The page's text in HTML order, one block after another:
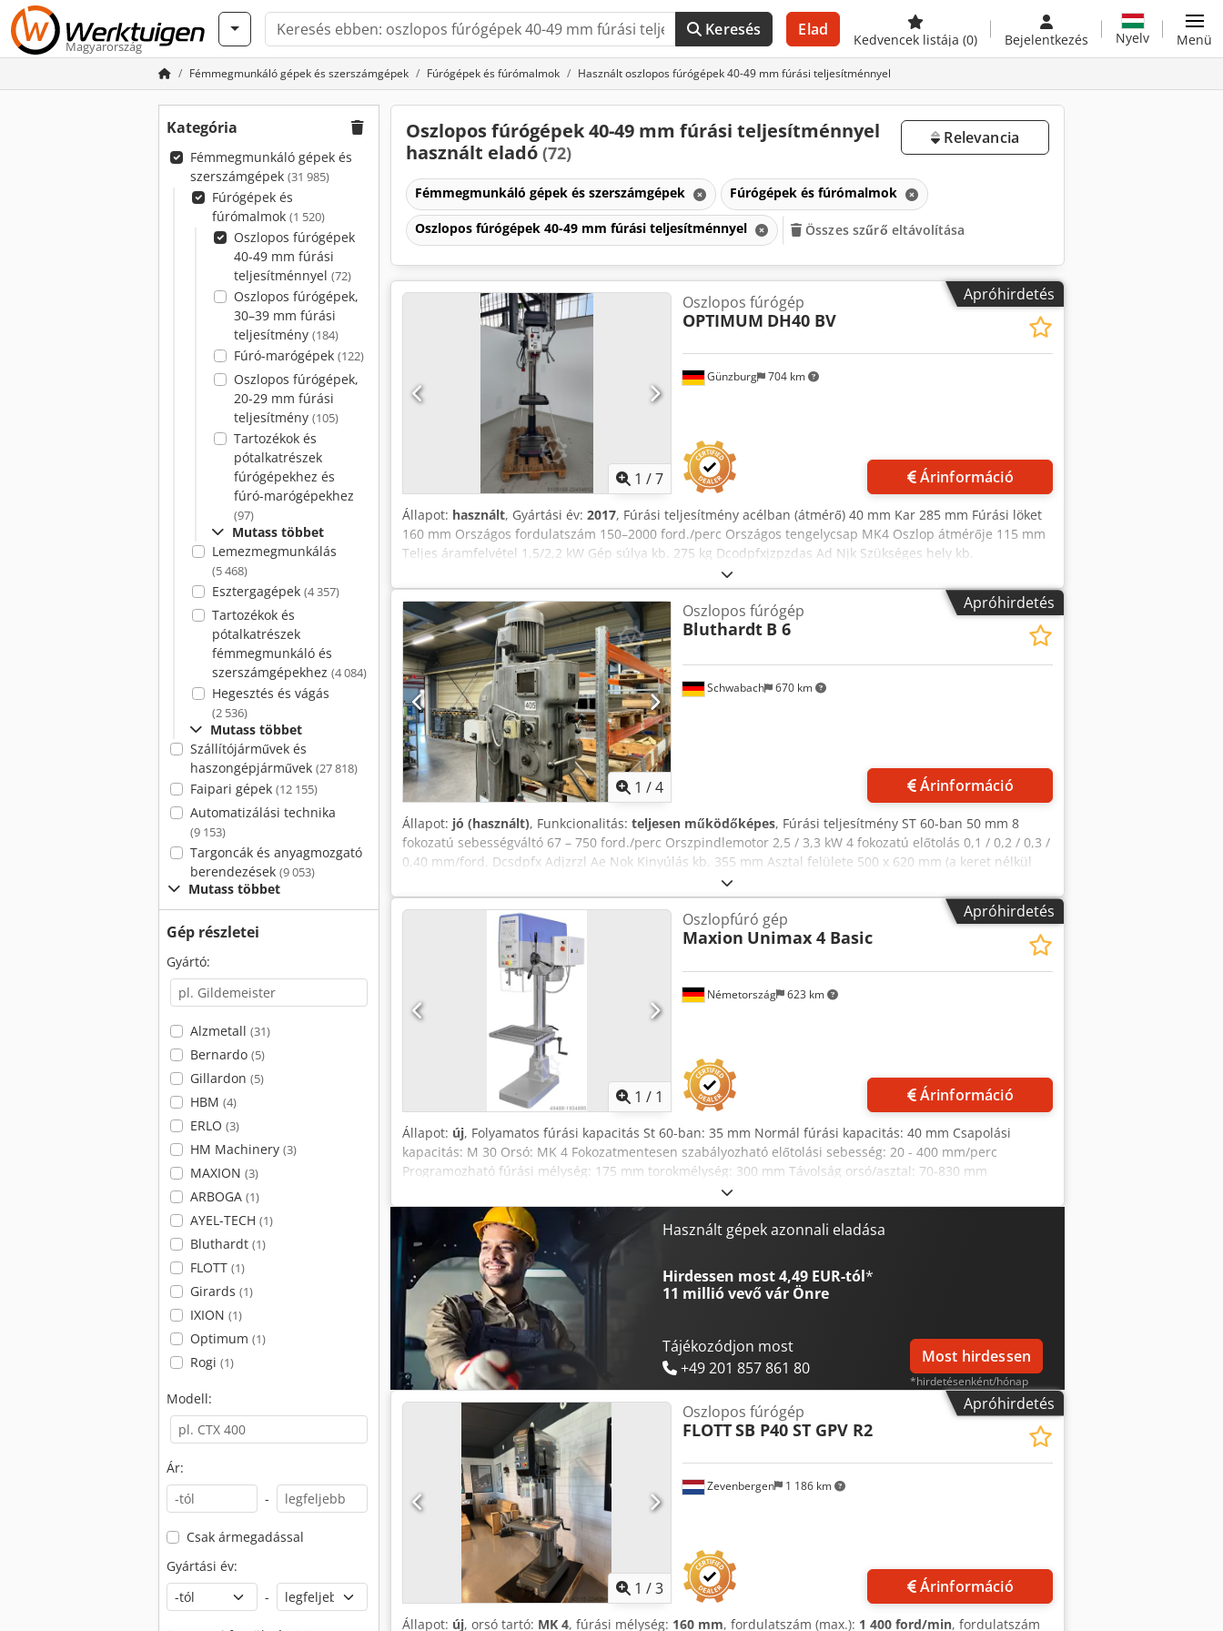
Magyarország
Keresés Elad
Kedvencek listája (0) Bejelentkezés Nyelv Menü
Fémmegmunkáló gépek és szerszámgépek Fúrógépek és fúrómalmok Használt oszlopos fúrógépek 40-49 mm fúrási teljesítménnyel
Kategória
Fémmegmunkáló gépek és
szerszámgépek (31 985)
Fúrógépek és
fúrómalmok (1 520)
Oszlopos fúrógépek
40-49 mm fúrási
teljesítménnyel (72)
Oszlopos fúrógépek,
30–39 mm fúrási
teljesítmény (184)
Fúró-marógépek (122)
Oszlopos fúrógépek,
20-29 mm fúrási
teljesítmény (105)
Tartozékok és
pótalkatrészek
fúrógépekhez és
fúró-marógépekhez
(97)
Mutass többet
Lemezmegmunkálás
(5 468)
Esztergagépek (4 357)
Tartozékok és
pótalkatrészek
fémmegmunkáló és
szerszámgépekhez (4 084)
Hegesztés és vágás
(2 536)
Mutass többet
Szállítójárművek és
haszongépjárművek (27 818)
Faipari gépek (12 155)
Automatizálási technika
(9 153)
Targoncák és anyagmozgató
berendezések (9 053)
Mutass többet
Gép részletei
Gyártó:
Alzmetall (31)
Bernardo (5)
Gillardon (5)
HBM (4)
ERLO (3)
HM Machinery (3)
MAXION (3)
ARBOGA (1)
AYEL-TECH (1)
Bluthardt (1)
FLOTT (1)
Girards (1)
IXION (1)
Optimum (1)
Rogi (1)
Modell:
Ár:
-
Csak ármegadással
Gyártási év:
-
Oszlopos fúrógépek 40-49 mm fúrási teljesítménnyel
használt eladó (72)
Relevancia
Fémmegmunkáló gépek és szerszámgépek Fúrógépek és fúrómalmok
Oszlopos fúrógépek 40-49 mm fúrási teljesítménnyel Összes szűrő eltávolítása
Apróhirdetés
1 /7
Günzburg 704 km
Oszlopos fúrógép
OPTIMUM DH40 BV
Árinformáció
Állapot: használt, Gyártási év: 2017, Fúrási teljesítmény acélban (átmérő) 40 mm Kar 285 mm Fúrási löket
160 mm Országos fordulatszám 150–2000 ford./perc Országos tengelycsap MK4 Oszlop átmérője 115 mm
Teljes áramfelvétel 1,5/2,2 kW Gép súlya kb. 275 kg Dcodpfxjzpzdas Ad Njk Szükséges hely kb.
Apróhirdetés
1 /4
Schwabach 670 km
Oszlopos fúrógép
Bluthardt B 6
Árinformáció
Állapot: jó (használt), Funkcionalitás: teljesen működőképes, Fúrási teljesítmény ST 60-ban 50 mm 8
fokozatú sebességváltó 67 – 750 ford./perc Orszpindlemotor 2,5 / 3,3 kW 4 fokozatú előtolás 0,1 / 0,2 / 0,3 /
0,40 mm/ford. Dcsdpfx Adjzrzl Ae Nok Kinyúlás kb. 355 mm Asztal felülete 500 x 620 mm (a keret nélkül
mérve) Orszpindlemlöket 250 mm Orszpindlemenet MK 5
Apróhirdetés
1 / 1
Németország 623 km
Oszlopfúró gép
Maxion Unimax 4 Basic
Árinformáció
Állapot: új, Folyamatos fúrási kapacitás St 60-ban: 35 mm Normál fúrási kapacitás: 40 mm Csapolási
kapacitás: M 30 Orsó: MK 4 Fokozatmentesen szabályozható előtolási sebesség: 20 - 400 mm/perc
Programozható fúrási mélység: 175 mm torokmélység: 300 mm Távolság orsó/asztal: 70-830 mm
Asztalfelület: 550 x 400 mm Oszlop átmérő: 120 mm Teljes magasság: 1,980 mm Súly: 450 kg Motor
pólusváltás: 1,5 / 3,0 kW Az orsó fordulatszáma fokozatmentesen szabályozható A tartomány: 120 - 2.500
fordulat/perc Az orsó fordulatszáma fokozatmentesen szabályozható B tartomány: 60 - 1.200 fordulat/perc
Dcsdpfx Aeb Nbvgjd Nek
Használt gépek azonnali eladása
Hirdessen most 4,49 EUR-tól*
11 millió vevővár Önre
Tájékozódjon most
+49 201 857 861 80
Most hirdessen
*hirdetésenként/hónap
Apróhirdetés
1 /3
Zevenbergen 1 186 km
Oszlopos fúrógép
FLOTTSB P40 ST GPV R2
Árinformáció
Állapot: új, orsó tartó: MK 4, fúrási mélység: 160 mm, fordulatszám (max.): 1 400 ford/min, fordulatszám